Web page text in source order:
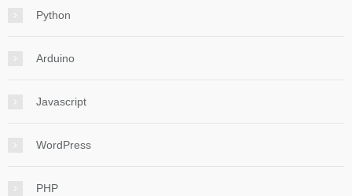
Python
Arduino
Javascript
WordPress
PHP